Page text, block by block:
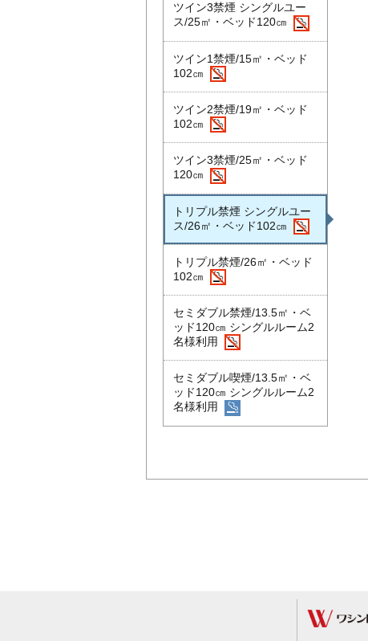
ツイン3禁煙 シングルユー
ス/25㎡・ベッド120㎝
ツイン1禁煙/15㎡・ベッド
102㎝
ツイン2禁煙/19㎡・ベッド
102㎝
ツイン3禁煙/25㎡・ベッド
120㎝
トリプル禁煙 シングルユー
ス/26㎡・ベッド102㎝
トリプル禁煙/26㎡・ベッド
102㎝
セミダブル禁煙/13.5㎡・ベ
ッド120㎝ シングルルーム2
名様利用
セミダブル喫煙/13.5㎡・ベ
ッド120㎝ シングルルーム2
名様利用